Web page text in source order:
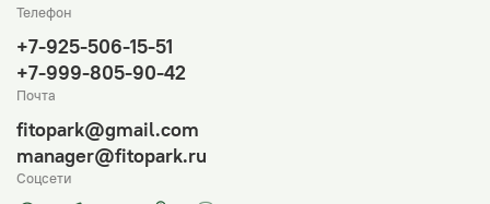
Телефон
+7-925-506-15-51
+7-999-805-90-42
Почта
fitopark@gmail.com
manager@fitopark.ru
Соцсети